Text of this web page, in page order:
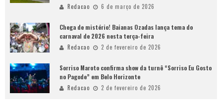
Redacao 6 de março de 2026
Chega de mistério! Baianas Ozadas lança tema do
carnaval de 2026 nesta terça-feira
Redacao 2 de fevereiro de 2026
Sorriso Maroto confirma show da turnê “Sorriso Eu Gosto
no Pagode” em Belo Horizonte
Redacao 2 de fevereiro de 2026